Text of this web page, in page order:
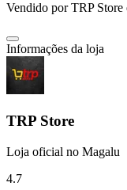
Vendido porTRP Store
Informações da loja
TRP Store
Loja oficial no Magalu
4.7